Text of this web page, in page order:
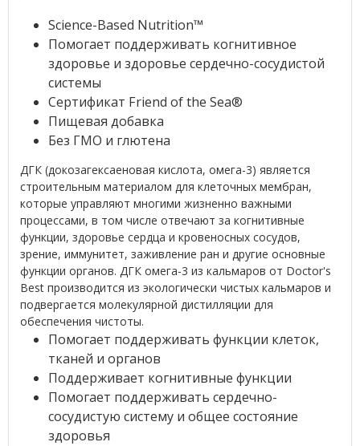
Science-Based Nutrition™
Помогает поддерживать когнитивное
здоровье и здоровье сердечно-сосудистой
системы
Сертификат Friend of the Sea®
Пищевая добавка
Без ГМО и глютена
ДГК (докозагексаеновая кислота, омега-3) является
строительным материалом для клеточных мембран,
которые управляют многими жизненно важными
процессами, в том числе отвечают за когнитивные
функции, здоровье сердца и кровеносных сосудов,
зрение, иммунитет, заживление ран и другие основные
функции органов. ДГК омега-3 из кальмаров от Doctor's
Best производится из экологически чистых кальмаров и
подвергается молекулярной дистилляции для
обеспечения чистоты.
Помогает поддерживать функции клеток,
тканей и органов
Поддерживает когнитивные функции
Помогает поддерживать сердечно-
сосудистую систему и общее состояние
здоровья